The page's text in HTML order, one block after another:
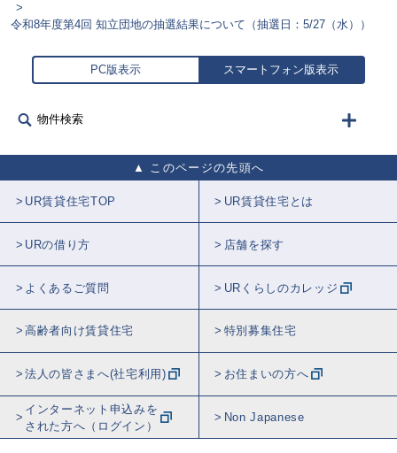
令和8年度第4回 知立団地の抽選結果について（抽選日：5/27（水））
PC版表示 スマートフォン版表示
物件検索
このページの先頭へ
UR賃貸住宅TOP UR賃貸住宅とは
URの借り方 店舗を探す
よくあるご質問 URくらしのカレッジ
高齢者向け賃貸住宅 特別募集住宅
法人の皆さまへ(社宅利用) お住まいの方へ
インターネット申込みを
された方へ（ログイン）
Non Japanese